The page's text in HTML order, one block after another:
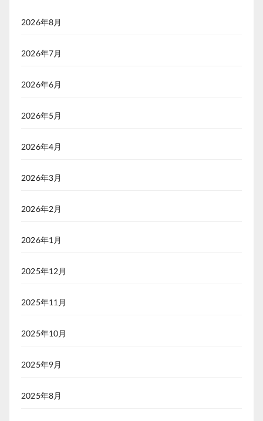
2026年8月
2026年7月
2026年6月
2026年5月
2026年4月
2026年3月
2026年2月
2026年1月
2025年12月
2025年11月
2025年10月
2025年9月
2025年8月